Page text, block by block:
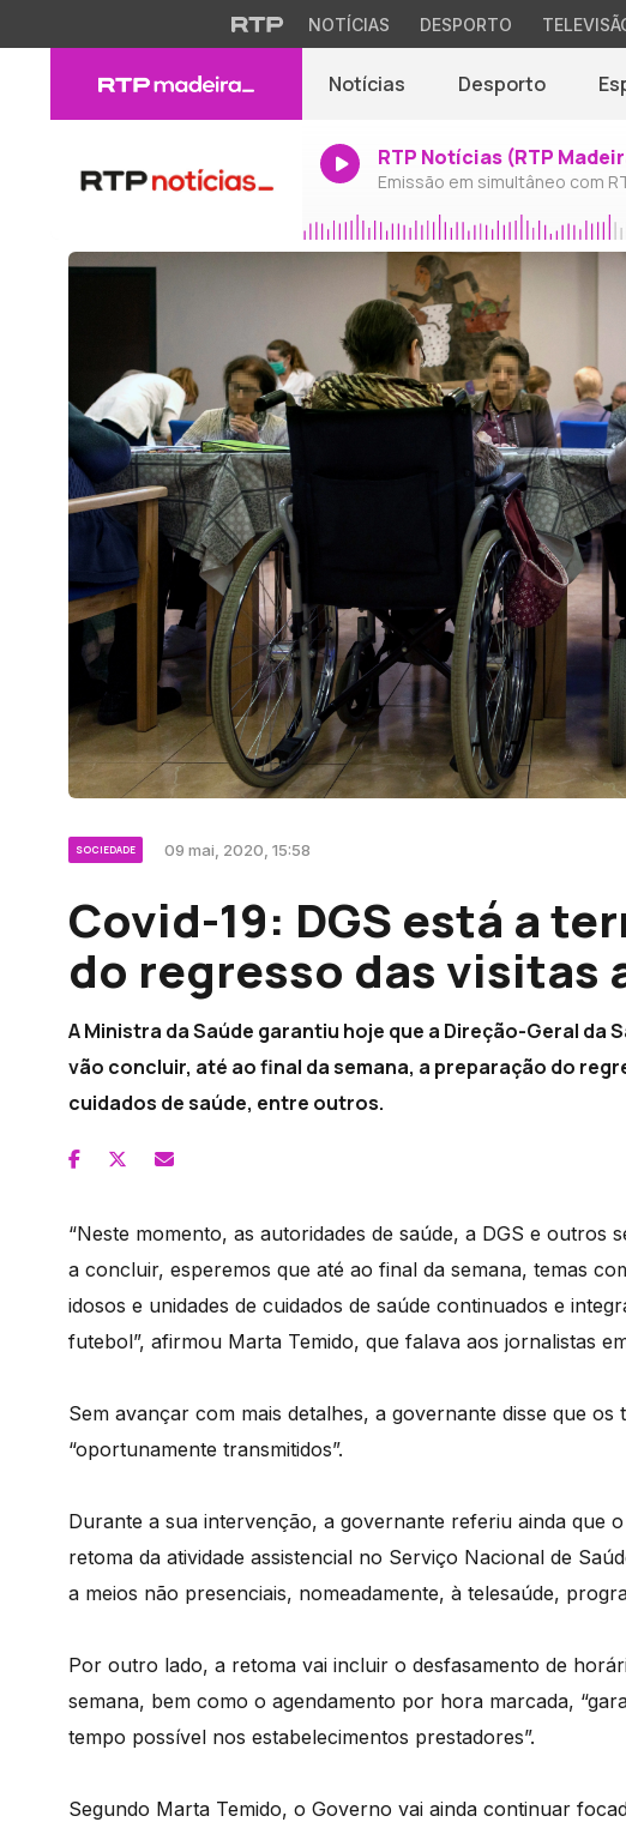
NOTÍCIAS DESPORTO
Notícias Desporto
RTP Notícias (RTP
Emissão em simultâneo com
SOCIEDADE 09 mai, 2020, 15:58
Covid-19: DGS está a
do regresso das visitas
A Ministra da Saúde garantiu hoje que a Direção-Geral da
vão concluir, até ao final da semana, a preparação do
cuidados de saúde, entre outros.
“Neste momento, as autoridades de saúde, a DGS e outros
a concluir, esperemos que até ao final da semana, temas
idosos e unidades de cuidados de saúde continuados e
futebol”, afirmou Marta Temido, que falava aos jornalistas
Sem avançar com mais detalhes, a governante disse que
“oportunamente transmitidos”.
Durante a sua intervenção, a governante referiu ainda que
retoma da atividade assistencial no Serviço Nacional de
a meios não presenciais, nomeadamente, à telesaúde,
Por outro lado, a retoma vai incluir o desfasamento de
semana, bem como o agendamento por hora marcada,
tempo possível nos estabelecimentos prestadores”.
Segundo Marta Temido, o Governo vai ainda continuar